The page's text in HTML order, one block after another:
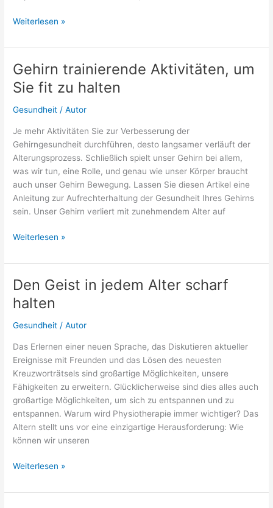
Depression
Angst?
Unterschiede
erklärt
Weiterlesen »
Gehirn trainierende Aktivitäten, um
Sie fit zu halten
Gesundheit /Autor
Je mehr Aktivitäten Sie zur Verbesserung der
Gehirngesundheit durchführen, desto langsamer verläuft der
Alterungsprozess. Schließlich spielt unser Gehirn bei allem,
was wir tun, eine Rolle, und genau wie unser Körper braucht
auch unser Gehirn Bewegung. Lassen Sie diesen Artikel eine
Anleitung zur Aufrechterhaltung der Gesundheit Ihres Gehirns
sein. Unser Gehirn verliert mit zunehmendem Alter auf
Gehirn
Aktivitäten,
um
Sie
fit
halten
Weiterlesen »
Den Geist in jedem Alter scharf
halten
Gesundheit /Autor
Das Erlernen einer neuen Sprache, das Diskutieren aktueller
Ereignisse mit Freunden und das Lösen des neuesten
Kreuzworträtsels sind großartige Möglichkeiten, unsere
Fähigkeiten zu erweitern. Glücklicherweise sind dies alles auch
großartige Möglichkeiten, um sich zu entspannen und zu
entspannen. Warum wird Physiotherapie immer wichtiger? Das
Altern stellt uns vor eine einzigartige Herausforderung: Wie
können wir unseren
Den
in
Weiterlesen »